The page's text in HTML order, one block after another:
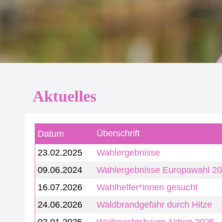
Aktuelles
Datum
Überschrift
23.02.2025
Wahlergebnisse
09.06.2024
Wahlergebnisse Europawahl
16.07.2026
Wahlhelfer*innen gesucht
24.06.2026
Waldbrandgefahr durch Hitze